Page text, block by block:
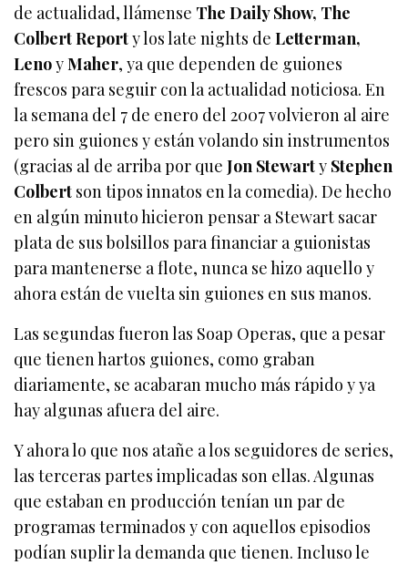
de actualidad, llámense The Daily Show, The
Colbert Reporty los late nights deLetterman,
LenoyMaher, ya que dependen de guiones
frescos para seguir con la actualidad noticiosa. En
la semana del 7 de enero del 2007 volvieron al aire
pero sin guiones y están volando sin instrumentos
(gracias al de arriba por queJon Stewarty Stephen
Colbert son tipos innatos en la comedia). De hecho
en algún minuto hicieron pensar a Stewart sacar
plata de sus bolsillos para financiar a guionistas
para mantenerse a flote, nunca se hizo aquello y
ahora están de vuelta sin guiones en sus manos.
Las segundas fueron las Soap Operas, que a pesar
que tienen hartos guiones, como graban
diariamente, se acabaran mucho más rápido y ya
hay algunas afuera del aire.
Y ahora lo que nos atañe a los seguidores de series,
las terceras partes implicadas son ellas. Algunas
que estaban en producción tenían un par de
programas terminados y con aquellos episodios
podían suplir la demanda que tienen. Incluso le